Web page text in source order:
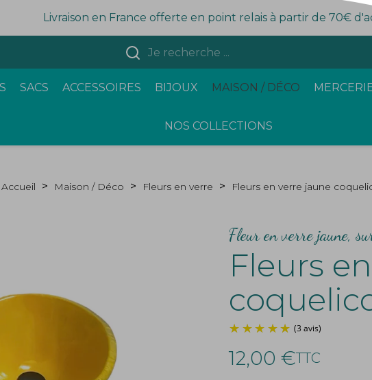
Livraison en France offerte en point relais à partir de 70€
SACS ACCESSOIRES BIJOUX MAISON / DÉCO
NOS COLLECTIONS
Accueil Maison / Déco Fleurs en verre Fleurs en verre jaune
Fleur en verre jaune,
Fleurs
12,00 €TTC